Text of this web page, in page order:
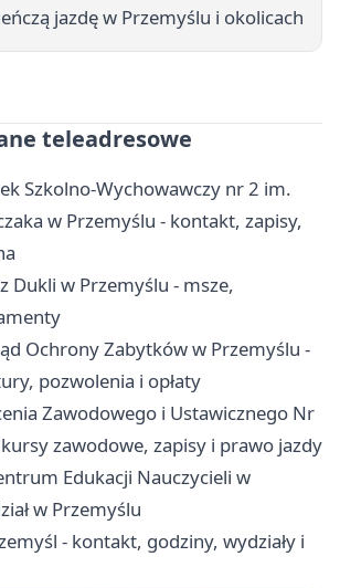
jazdę w Przemyślu i okolicach
teleadresowe
Szkolno-Wychowawczy nr 2 im.
w Przemyślu - kontakt, zapisy,
Dukli w Przemyślu - msze,
Ochrony Zabytków w Przemyślu -
pozwolenia i opłaty
Zawodowego i Ustawicznego Nr
zawodowe, zapisy i prawo jazdy
Edukacji Nauczycieli w
w Przemyślu
- kontakt, godziny, wydziały i